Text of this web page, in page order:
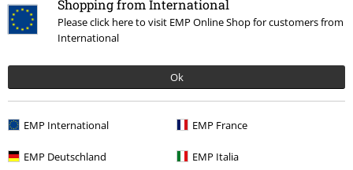
Shopping from International
Please click here to visit EMP Online Shop for customers from
International
Ok
EMP International EMP France
EMP Deutschland EMP Italia